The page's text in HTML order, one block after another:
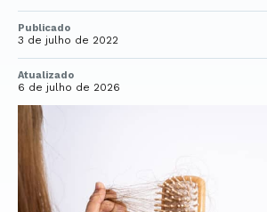
Publicado
3 de julho de 2022
Atualizado
6 de julho de 2026